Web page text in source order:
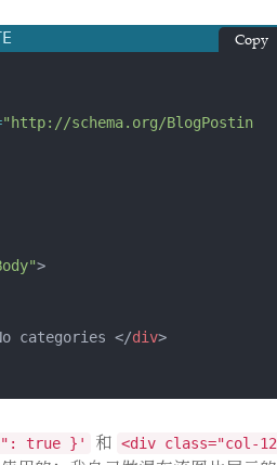
Copy
"http://schema.org/BlogPostin
>
categories </div >
true }'
true }' 和 <div class="col-12